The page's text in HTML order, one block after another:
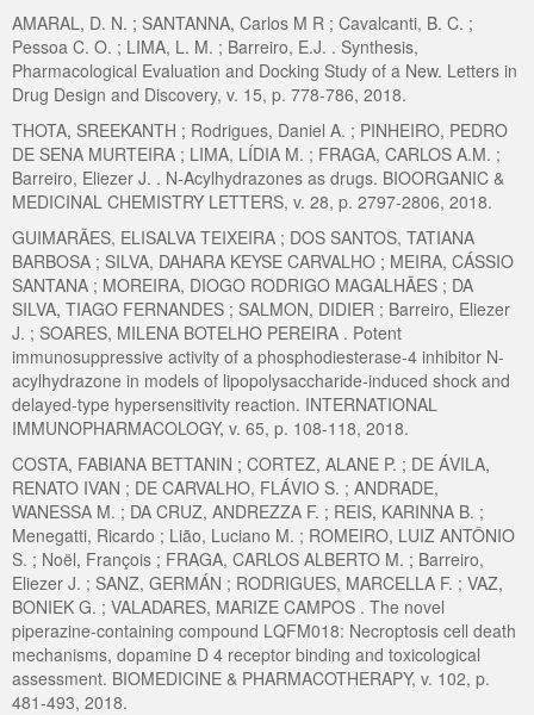
AMARAL, D. N. ; SANTANNA, Carlos M R ; Cavalcanti, B. C. ;
Pessoa C. O. ; LIMA, L. M. ; Barreiro, E.J. . Synthesis,
Pharmacological Evaluation and Docking Study of a New. Letters in
Drug Design and Discovery, v. 15, p. 778-786, 2018.
THOTA, SREEKANTH ; Rodrigues, Daniel A. ; PINHEIRO, PEDRO
DE SENA MURTEIRA ; LIMA, LÍDIA M. ; FRAGA, CARLOS A.M. ;
Barreiro, Eliezer J. . N-Acylhydrazones as drugs. BIOORGANIC &
MEDICINAL CHEMISTRY LETTERS, v. 28, p. 2797-2806, 2018.
GUIMARÃES, ELISALVA TEIXEIRA ; DOS SANTOS, TATIANA
BARBOSA ; SILVA, DAHARA KEYSE CARVALHO ; MEIRA, CÁSSIO
SANTANA ; MOREIRA, DIOGO RODRIGO MAGALHÃES ; DA
SILVA, TIAGO FERNANDES ; SALMON, DIDIER ; Barreiro, Eliezer
J. ; SOARES, MILENA BOTELHO PEREIRA . Potent
immunosuppressive activity of a phosphodiesterase-4 inhibitor N-
acylhydrazone in models of lipopolysaccharide-induced shock and
delayed-type hypersensitivity reaction. INTERNATIONAL
IMMUNOPHARMACOLOGY, v. 65, p. 108-118, 2018.
COSTA, FABIANA BETTANIN ; CORTEZ, ALANE P. ; DE ÁVILA,
RENATO IVAN ; DE CARVALHO, FLÁVIO S. ; ANDRADE,
WANESSA M. ; DA CRUZ, ANDREZZA F. ; REIS, KARINNA B. ;
Menegatti, Ricardo ; Lião, Luciano M. ; ROMEIRO, LUIZ ANTÔNIO
S. ; Noël, François ; FRAGA, CARLOS ALBERTO M. ; Barreiro,
Eliezer J. ; SANZ, GERMÁN ; RODRIGUES, MARCELLA F. ; VAZ,
BONIEK G. ; VALADARES, MARIZE CAMPOS . The novel
piperazine-containing compound LQFM018: Necroptosis cell death
mechanisms, dopamine D 4 receptor binding and toxicological
assessment. BIOMEDICINE & PHARMACOTHERAPY, v. 102, p.
481-493, 2018.